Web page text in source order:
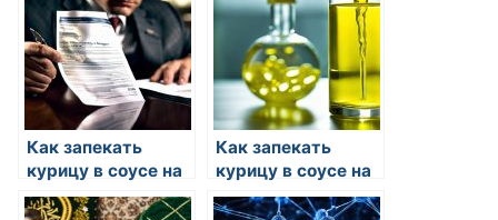
Как запекать
курицу в соусе на
зиму
Как запекать
курицу в соусе на
зиму